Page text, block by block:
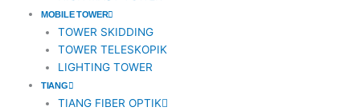
MOBILE TOWER
TOWER SKIDDING
TOWER TELESKOPIK
LIGHTING TOWER
TIANG
TIANG FIBER OPTIK